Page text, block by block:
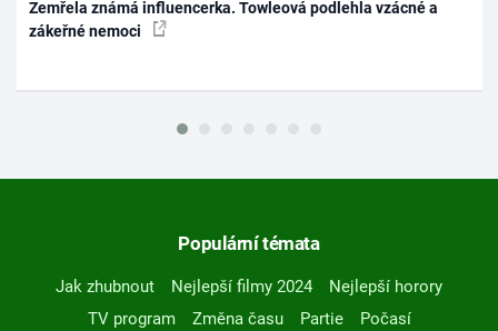
Zemřela známá influencerka. Towleová podlehla vzácné a
zákeřné nemoci
Populární témata
Jak zhubnout Nejlepší filmy 2024
Nejlepší horory
TV program
Změna času Partie
Počasí